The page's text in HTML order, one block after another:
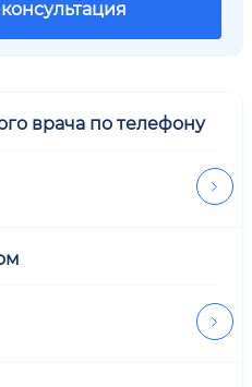
врача по телефону